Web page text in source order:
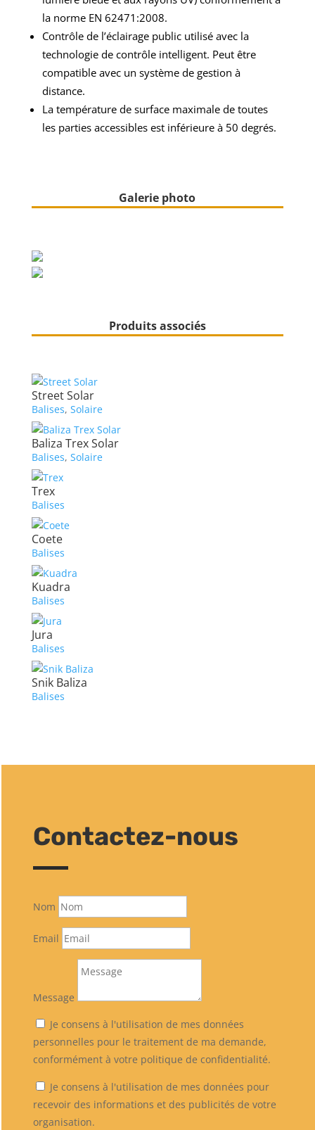
la norme EN 62471:2008.
Contrôle de l’éclairage public utilisé avec la
technologie de contrôle intelligent. Peut être
compatible avec un système de gestion à
distance.
La température de surface maximale de toutes
les parties accessibles est inférieure à 50 degrés.
Galerie photo
Produits associés
Street Solar
Balises, Solaire
Baliza Trex Solar
Balises, Solaire
Trex
Balises
Coete
Balises
Kuadra
Balises
Jura
Balises
Snik Baliza
Balises
Contactez-nous
Nom
Email
Message
Je consens à l'utilisation de mes données
personnelles pour le traitement de ma demande,
conformément à votre politique de confidentialité.
Je consens à l'utilisation de mes données pour
recevoir des informations et des publicités de votre
organisation.